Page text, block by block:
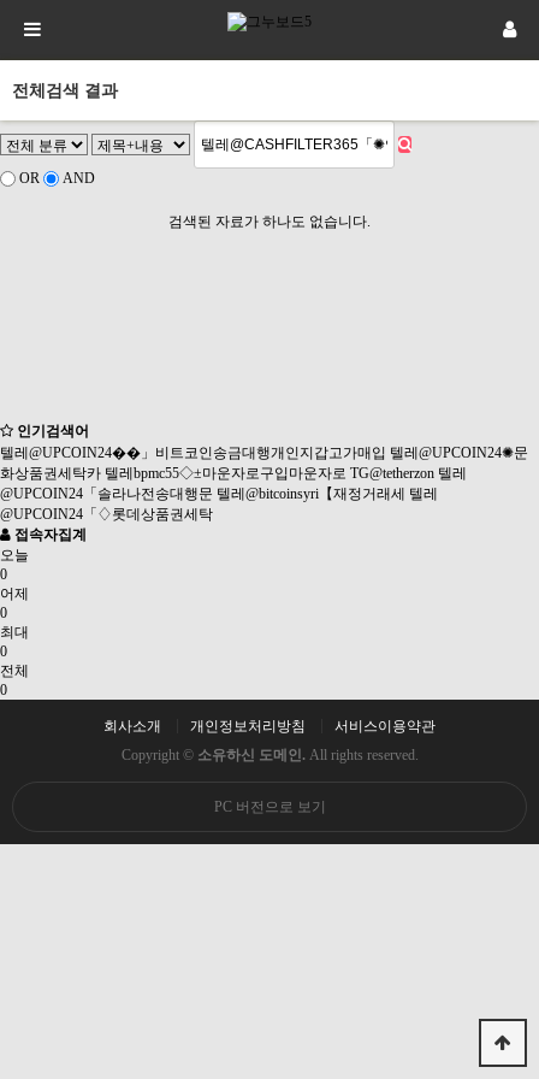
전체검색 결과
OR AND
검색된 자료가 하나도 없습니다.
인기검색어
텔레@UPCOIN24��」비트코인송금대행개인지갑고가매입 텔레@UPCOIN24✺문
화상품권세탁카 텔레bpmc55◇±마운자로구입마운자로 TG@tetherzon 텔레
@UPCOIN24「솔라나전송대행문 텔레@bitcoinsyri【재정거래세 텔레
@UPCOIN24「♢롯데상품권세탁
접속자집계
오늘
0
어제
0
최대
0
전체
0
회사소개 개인정보처리방침
서비스이용약관
Copyright © 소유하신 도메인. All rights reserved.
PC 버전으로 보기